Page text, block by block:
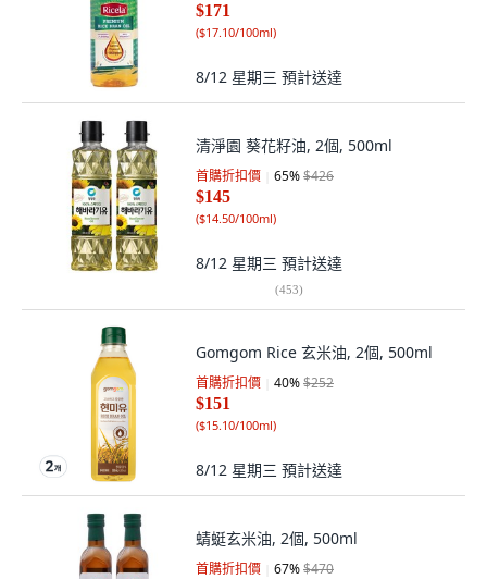
$171
($17.10/100ml)
8/12 星期三 預計送達
清淨園 葵花籽油, 2個, 500ml
首購折扣價 65%$426
$145
($14.50/100ml)
8/12 星期三 預計送達
(453)
Gomgom Rice 玄米油, 2個, 500ml
首購折扣價 40%$252
$151
($15.10/100ml)
8/12 星期三 預計送達
蜻蜓玄米油, 2個, 500ml
首購折扣價 67%$470